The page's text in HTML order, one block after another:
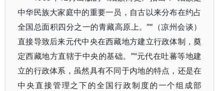
中华民族大家庭中的重要一员，自古以来分布在约占
全国总面积四分之一的青藏高原上。”“（凉州会谈）
直接导致后来元代中央在西藏地方建立行政体制，奠
定西藏地方直辖于中央的基础。”“元代在吐蕃等地建
立的行政体系，虽然具有不同于内地的特点，还是在
中央直接管理之下的全国行政制度的一个组成部